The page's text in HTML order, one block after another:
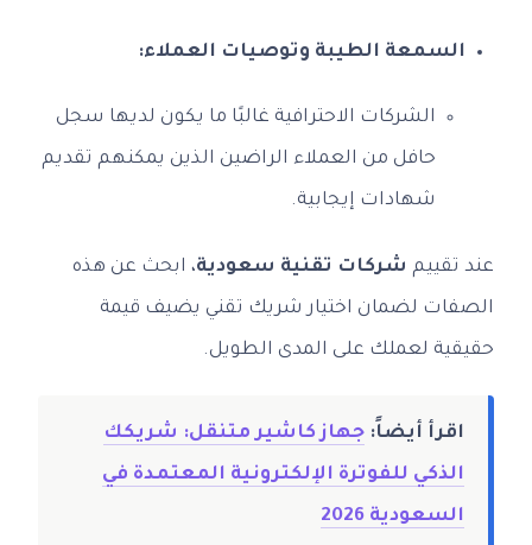
السمعة الطيبة وتوصيات العملاء:
الشركات الاحترافية غالبًا ما يكون لديها سجل
حافل من العملاء الراضين الذين يمكنهم تقديم
شهادات إيجابية.
عند تقييم شركات تقنية سعودية، ابحث عن هذه
الصفات لضمان اختيار شريك تقني يضيف قيمة
حقيقية لعملك على المدى الطويل.
اقرأ أيضاً: جهاز كاشير متنقل: شريكك
الذكي للفوترة الإلكترونية المعتمدة في
السعودية 2026